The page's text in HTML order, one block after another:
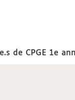
de CPGE 1e